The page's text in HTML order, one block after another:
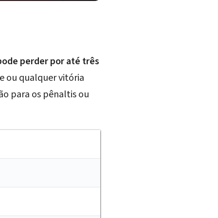
perder por até três
ou qualquer vitória
para os pênaltis ou